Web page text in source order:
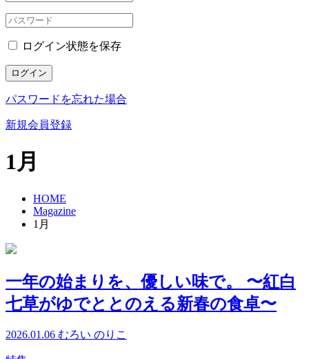
ログイン状態を保存
ログイン
パスワードを忘れた場合
新規会員登録
1月
HOME
Magazine
1月
一年の始まりを、優しい味で。 〜紅白
七草がゆでととのえる新春の食卓〜
2026.01.06 むろい のりこ